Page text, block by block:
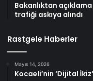
Bakanlıktan
trafiği askıya alındı
Rastgele Haberler
Mayıs 14, 2026
Kocaeli’nin ‘Dijital